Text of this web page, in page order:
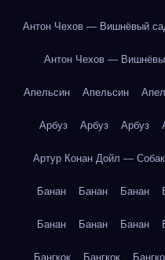
Антон Чехов — Вишнёвый
Антон Чехов —
Апельсин Апельсин
Арбуз Арбуз Арбуз
Артур Конан Дойл —
Банан Банан Банан
Банан Банан Банан
Бангкок Бангкок